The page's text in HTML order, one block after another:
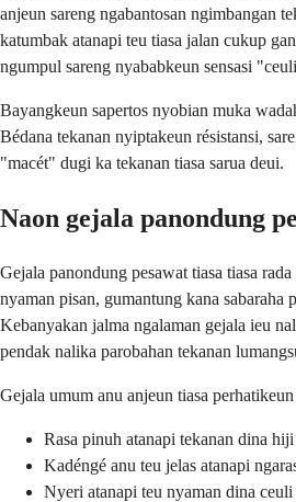
anjeun sareng ngabantosan ngimbangan
katumbak atanapi teu tiasa jalan cukup
ngumpul sareng nyababkeun sensasi
Bayangkeun sapertos nyobian muka
Bédana tekanan nyiptakeun résistansi,
"macét" dugi ka tekanan tiasa sarua deui.
Naon gejala panondung
Gejala panondung pesawat tiasa tiasa
nyaman pisan, gumantung kana sabaraha
Kebanyakan jalma ngalaman gejala ieu
pendak nalika parobahan tekanan
Gejala umum anu anjeun tiasa
Rasa pinuh atanapi tekanan dina
Kadéngé anu teu jelas atanapi
Nyeri atanapi teu nyaman dina